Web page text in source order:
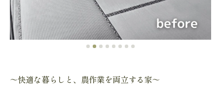
～快適な暮らしと、農作業を両立する家～